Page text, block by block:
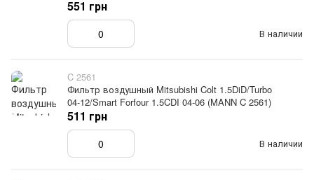
В наличии
551 грн
C 2561
Фильтр воздушный Mitsubishi Colt 1.5DiD/Turbo
04-12/Smart Forfour 1.5CDI 04-06 (MANN C 2561)
В наличии
511 грн